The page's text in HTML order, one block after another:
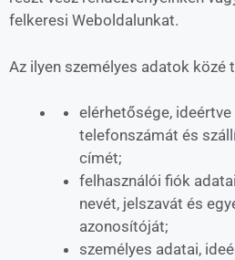
felkeresi Weboldalunkat.
Az ilyen személyes adatok közé
elérhetősége,
telefonszámát és
címét;
felhasználói fiók
nevét, jelszavát és
azonosítóját;
személyes adatai,